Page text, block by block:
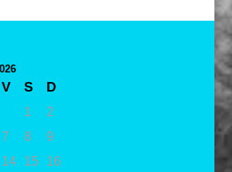
V S
D
1
2
7 8
9
14 15
16